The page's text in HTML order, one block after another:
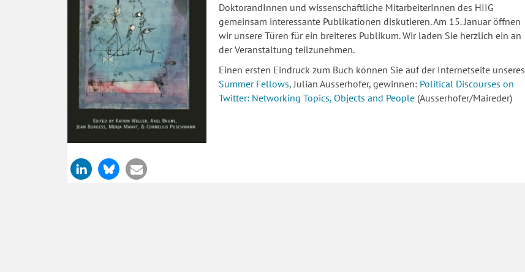
DoktorandInnen und wissenschaftliche MitarbeiterInnen des HIIG
gemeinsam interessante Publikationen diskutieren. Am 15. Januar öffnen
wir unsere Türen für ein breiteres Publikum. Wir laden Sie herzlich ein an
der Veranstaltung teilzunehmen.
Einen ersten Eindruck zum Buch können Sie auf der Internetseite unseres
Summer Fellows, Julian Ausserhofer, gewinnen: Political Discourses on
Twitter: Networking Topics, Objects and People (Ausserhofer/Maireder)